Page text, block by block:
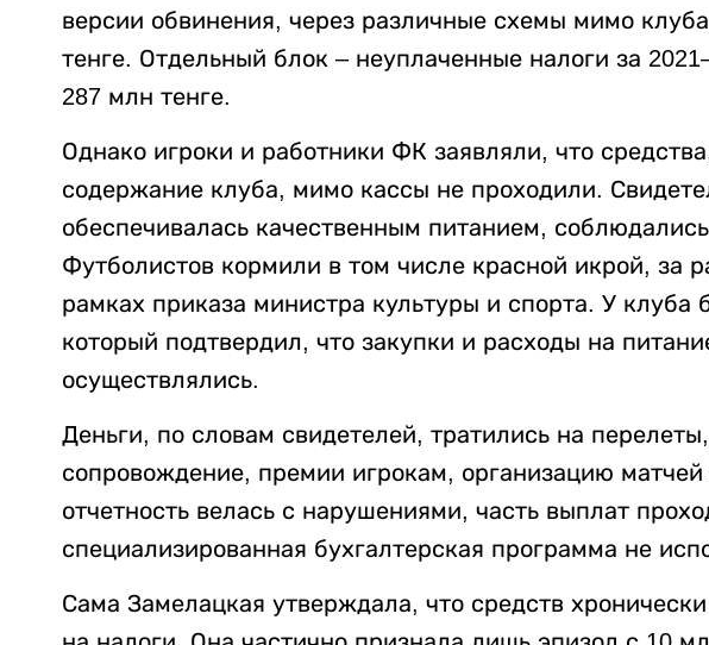
версии обвинения, через различные схемы мимо
тенге. Отдельный блок – неуплаченные налоги за
287 млн тенге.
Однако игроки и работники ФК заявляли, что
содержание клуба, мимо кассы не проходили.
обеспечивалась качественным питанием,
Футболистов кормили в том числе красной икрой, за
рамках приказа министра культуры и спорта. У клуба
который подтвердил, что закупки и расходы на
осуществлялись.
Деньги, по словам свидетелей, тратились на
сопровождение, премии игрокам, организацию
отчетность велась с нарушениями, часть выплат
специализированная бухгалтерская программа не
Сама Замелацкая утверждала, что средств